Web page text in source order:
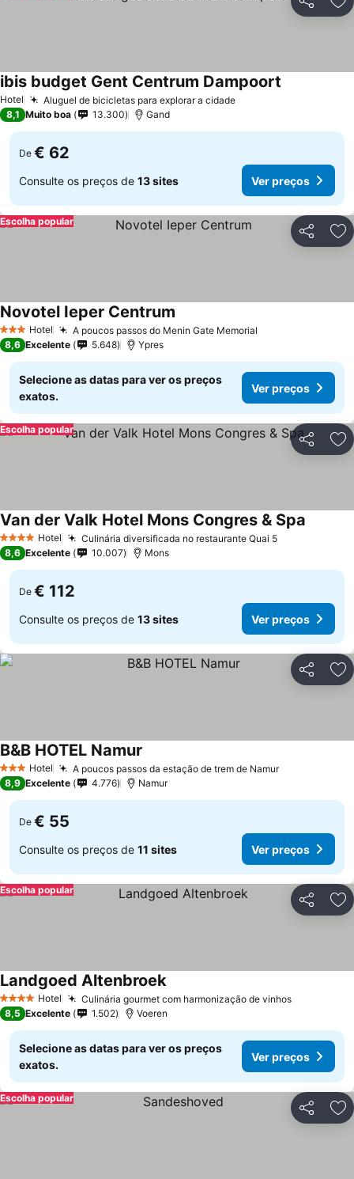
Partilhar
Hotel Aluguel de bicicletas para explorar a cidade
ibis budget Gent Centrum Dampoort
8,1 Muito boa 13.300 Gand
De € 62
Consulte os preços de 13 sites Ver preços
Partilhar
Escolha popular
3 EstrelasHotel A poucos passos do Menin Gate Memorial
Novotel Ieper Centrum
8,6 Excelente 5.648 Ypres
Selecione as datas para ver os preços
exatos.
Ver preços
Partilhar
Escolha popular
4 EstrelasHotel Culinária diversificada no restaurante Quai 5
Van der Valk Hotel Mons Congres & Spa
8,6 Excelente 10.007 Mons
De € 112
Consulte os preços de 13 sites Ver preços
Partilhar
3 EstrelasHotel A poucos passos da estação de trem de Namur
B&B HOTEL Namur
8,9 Excelente 4.776 Namur
De € 55
Consulte os preços de 11 sites Ver preços
Partilhar
Escolha popular
4 EstrelasHotel Culinária gourmet com harmonização de vinhos
Landgoed Altenbroek
8,5 Excelente 1.502 Voeren
Selecione as datas para ver os preços
exatos.
Ver preços
Partilhar
Escolha popular